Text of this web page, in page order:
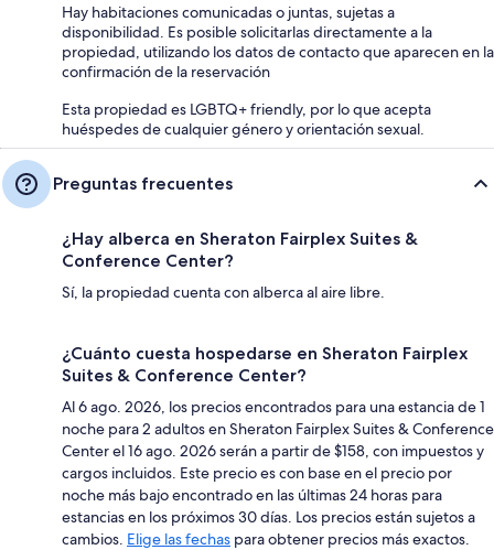
Hay habitaciones comunicadas o juntas, sujetas a
disponibilidad. Es posible solicitarlas directamente a la
propiedad, utilizando los datos de contacto que aparecen en la
confirmación de la reservación
Esta propiedad es LGBTQ+ friendly, por lo que acepta
huéspedes de cualquier género y orientación sexual.
Preguntas frecuentes
¿Hay alberca en Sheraton Fairplex Suites &
Conference Center?
Sí, la propiedad cuenta con alberca al aire libre.
¿Cuánto cuesta hospedarse en Sheraton Fairplex
Suites & Conference Center?
Al 6 ago. 2026, los precios encontrados para una estancia de 1
noche para 2 adultos en Sheraton Fairplex Suites & Conference
Center el 16 ago. 2026 serán a partir de $158, con impuestos y
cargos incluidos. Este precio es con base en el precio por
noche más bajo encontrado en las últimas 24 horas para
estancias en los próximos 30 días. Los precios están sujetos a
cambios. Elige las fechas para obtener precios más exactos.